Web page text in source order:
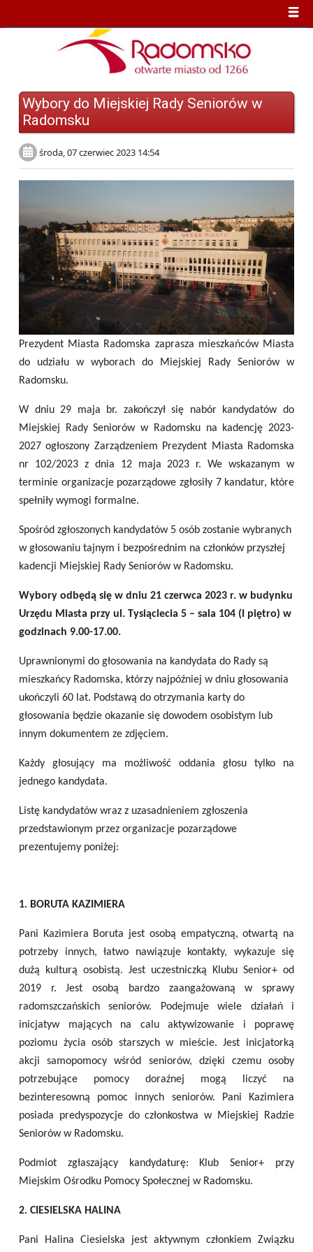
Wybory do Miejskiej Rady Seniorów w
Radomsku
środa, 07 czerwiec 2023 14:54
Prezydent Miasta Radomska zaprasza mieszkańców Miasta
do udziału w wyborach do Miejskiej Rady Seniorów w
Radomsku.
W dniu 29 maja br. zakończył się nabór kandydatów do
Miejskiej Rady Seniorów w Radomsku na kadencję 2023-
2027 ogłoszony Zarządzeniem Prezydent Miasta Radomska
nr 102/2023 z dnia 12 maja 2023 r. We wskazanym w
terminie organizacje pozarządowe zgłosiły 7 kandatur, które
spełniły wymogi formalne.
Spośród zgłoszonych kandydatów 5 osób zostanie wybranych
w głosowaniu tajnym i bezpośrednim na członków przyszłej
kadencji Miejskiej Rady Seniorów w Radomsku.
Wybory odbędą się w dniu 21 czerwca 2023 r. w budynku
Urzędu Miasta przy ul. Tysiąclecia 5 – sala 104 (I piętro) w
godzinach 9.00-17.00.
Uprawnionymi do głosowania na kandydata do Rady są
mieszkańcy Radomska, którzy najpóźniej w dniu głosowania
ukończyli 60 lat. Podstawą do otrzymania karty do
głosowania będzie okazanie się dowodem osobistym lub
innym dokumentem ze zdjęciem.
Każdy głosujący ma możliwość oddania głosu tylko na
jednego kandydata.
Listę kandydatów wraz z uzasadnieniem zgłoszenia
przedstawionym przez organizacje pozarządowe
prezentujemy poniżej:
1. BORUTA KAZIMIERA
Pani Kazimiera Boruta jest osobą empatyczną, otwartą na
potrzeby innych, łatwo nawiązuje kontakty, wykazuje się
dużą kulturą osobistą. Jest uczestniczką Klubu Senior+ od
2019 r. Jest osobą bardzo zaangażowaną w sprawy
radomszczańskich seniorów. Podejmuje wiele działań i
inicjatyw mających na calu aktywizowanie i poprawę
poziomu życia osób starszych w mieście. Jest inicjatorką
akcji samopomocy wśród seniorów, dzięki czemu osoby
potrzebujące pomocy doraźnej mogą liczyć na
bezinteresowną pomoc innych seniorów. Pani Kazimiera
posiada predyspozycje do członkostwa w Miejskiej Radzie
Seniorów w Radomsku.
Podmiot zgłaszający kandydaturę: Klub Senior+ przy
Miejskim Ośrodku Pomocy Społecznej w Radomsku.
2. CIESIELSKA HALINA
Pani Halina Ciesielska jest aktywnym członkiem Związku